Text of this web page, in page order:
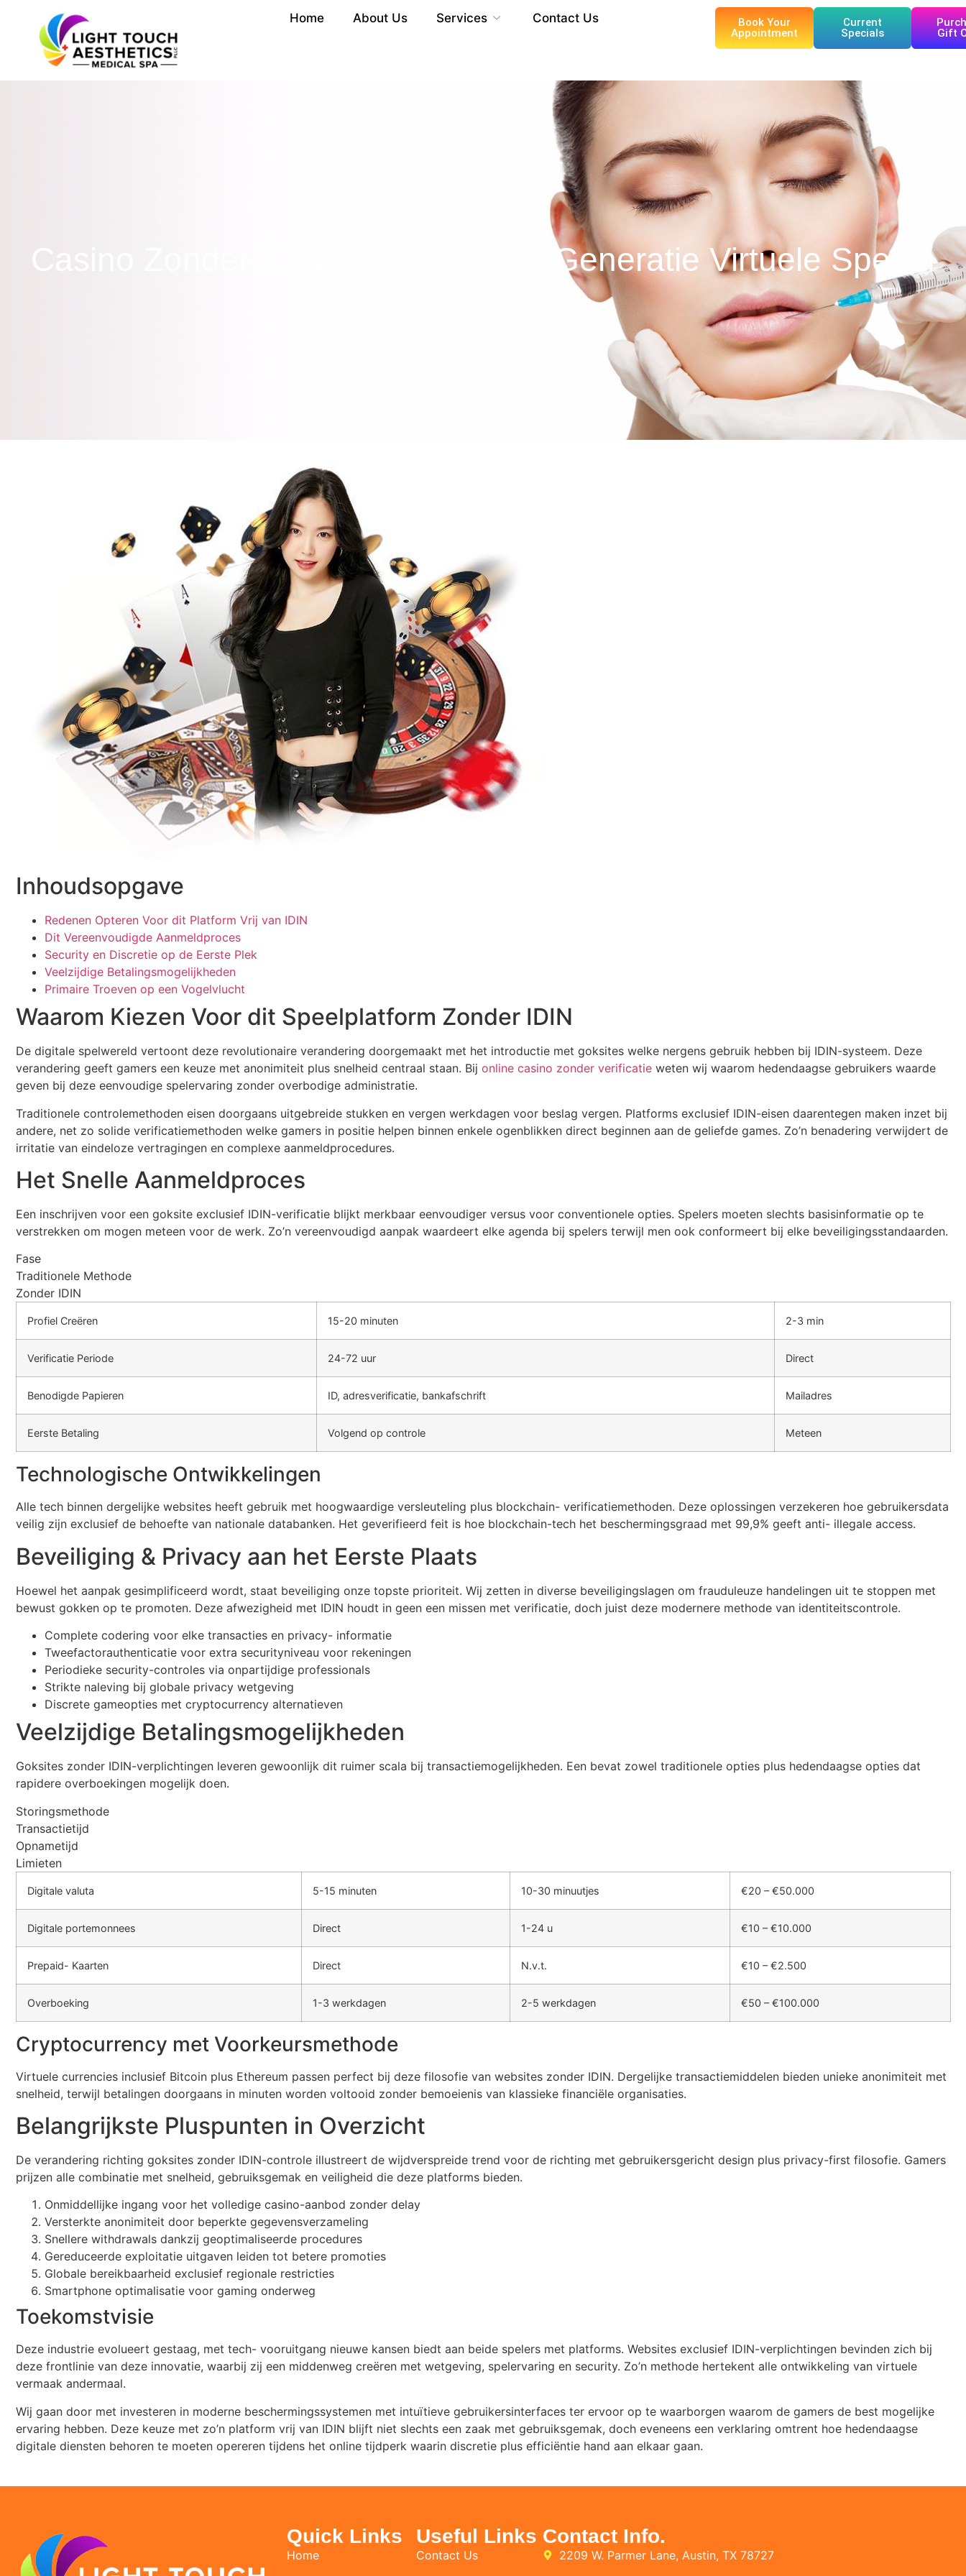
Home About Us Services Contact Us
Book Your
Appointment
Current
Specials
Gift
Casino Zonder IDIN: Een Moderne Generatie Virtuele Spelen
Inhoudsopgave
Redenen Opteren Voor dit Platform Vrij van IDIN
Dit Vereenvoudigde Aanmeldproces
Security en Discretie op de Eerste Plek
Veelzijdige Betalingsmogelijkheden
Primaire Troeven op een Vogelvlucht
Waarom Kiezen Voor dit Speelplatform Zonder IDIN
De digitale spelwereld vertoont deze revolutionaire verandering doorgemaakt met het introductie met goksites welke nergens gebruik hebben bij IDIN-systeem. Deze
verandering geeft gamers een keuze met anonimiteit plus snelheid centraal staan. Bij online casino zonder verificatie weten wij waarom hedendaagse gebruikers waarde
geven bij deze eenvoudige spelervaring zonder overbodige administratie.
Traditionele controlemethoden eisen doorgaans uitgebreide stukken en vergen werkdagen voor beslag vergen. Platforms exclusief IDIN-eisen daarentegen maken inzet bij
andere, net zo solide verificatiemethoden welke gamers in positie helpen binnen enkele ogenblikken direct beginnen aan de geliefde games. Zo’n benadering verwijdert de
irritatie van eindeloze vertragingen en complexe aanmeldprocedures.
Het Snelle Aanmeldproces
Een inschrijven voor een goksite exclusief IDIN-verificatie blijkt merkbaar eenvoudiger versus voor conventionele opties. Spelers moeten slechts basisinformatie op te
verstrekken om mogen meteen voor de werk. Zo’n vereenvoudigd aanpak waardeert elke agenda bij spelers terwijl men ook conformeert bij elke beveiligingsstandaarden.
Fase
Traditionele Methode
Zonder IDIN
Profiel Creëren 15-20 minuten 2-3 min
Verificatie Periode 24-72 uur Direct
Benodigde Papieren ID, adresverificatie, bankafschrift Mailadres
Eerste Betaling Volgend op controle Meteen
Technologische Ontwikkelingen
Alle tech binnen dergelijke websites heeft gebruik met hoogwaardige versleuteling plus blockchain- verificatiemethoden. Deze oplossingen verzekeren hoe gebruikersdata
veilig zijn exclusief de behoefte van nationale databanken. Het geverifieerd feit is hoe blockchain-tech het beschermingsgraad met 99,9% geeft anti- illegale access.
Beveiliging & Privacy aan het Eerste Plaats
Hoewel het aanpak gesimplificeerd wordt, staat beveiliging onze topste prioriteit. Wij zetten in diverse beveiligingslagen om frauduleuze handelingen uit te stoppen met
bewust gokken op te promoten. Deze afwezigheid met IDIN houdt in geen een missen met verificatie, doch juist deze modernere methode van identiteitscontrole.
Complete codering voor elke transacties en privacy- informatie
Tweefactorauthenticatie voor extra securityniveau voor rekeningen
Periodieke security-controles via onpartijdige professionals
Strikte naleving bij globale privacy wetgeving
Discrete gameopties met cryptocurrency alternatieven
Veelzijdige Betalingsmogelijkheden
Goksites zonder IDIN-verplichtingen leveren gewoonlijk dit ruimer scala bij transactiemogelijkheden. Een bevat zowel traditionele opties plus hedendaagse opties dat
rapidere overboekingen mogelijk doen.
Storingsmethode
Transactietijd
Opnametijd
Limieten
Digitale valuta 5-15 minuten 10-30 minuutjes €20 – €50.000
Digitale portemonnees Direct 1-24 u €10 – €10.000
Prepaid- Kaarten Direct N.v.t. €10 – €2.500
Overboeking 1-3 werkdagen 2-5 werkdagen €50 – €100.000
Cryptocurrency met Voorkeursmethode
Virtuele currencies inclusief Bitcoin plus Ethereum passen perfect bij deze filosofie van websites zonder IDIN. Dergelijke transactiemiddelen bieden unieke anonimiteit met
snelheid, terwijl betalingen doorgaans in minuten worden voltooid zonder bemoeienis van klassieke financiële organisaties.
Belangrijkste Pluspunten in Overzicht
De verandering richting goksites zonder IDIN-controle illustreert de wijdverspreide trend voor de richting met gebruikersgericht design plus privacy-first filosofie. Gamers
prijzen alle combinatie met snelheid, gebruiksgemak en veiligheid die deze platforms bieden.
Onmiddellijke ingang voor het volledige casino-aanbod zonder delay
Versterkte anonimiteit door beperkte gegevensverzameling
Snellere withdrawals dankzij geoptimaliseerde procedures
Gereduceerde exploitatie uitgaven leiden tot betere promoties
Globale bereikbaarheid exclusief regionale restricties
Smartphone optimalisatie voor gaming onderweg
Toekomstvisie
Deze industrie evolueert gestaag, met tech- vooruitgang nieuwe kansen biedt aan beide spelers met platforms. Websites exclusief IDIN-verplichtingen bevinden zich bij
deze frontlinie van deze innovatie, waarbij zij een middenweg creëren met wetgeving, spelervaring en security. Zo’n methode hertekent alle ontwikkeling van virtuele
vermaak andermaal.
Wij gaan door met investeren in moderne beschermingssystemen met intuïtieve gebruikersinterfaces ter ervoor op te waarborgen waarom de gamers de best mogelijke
ervaring hebben. Deze keuze met zo’n platform vrij van IDIN blijft niet slechts een zaak met gebruiksgemak, doch eveneens een verklaring omtrent hoe hedendaagse
digitale diensten behoren te moeten opereren tijdens het online tijdperk waarin discretie plus efficiëntie hand aan elkaar gaan.
Quick Links
Home
Useful Links
Contact Us
Contact Info.
2209 W. Parmer Lane, Austin, TX 78727